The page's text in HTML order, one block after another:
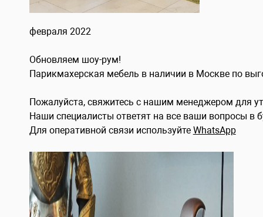
февраля 2022
Обновляем шоу-рум!
Парикмахерская мебель в наличии в Москве по
Пожалуйста, свяжитесь с нашим менеджером для
Наши специалисты ответят на все ваши вопросы в
Для оперативной связи используйте WhatsApp